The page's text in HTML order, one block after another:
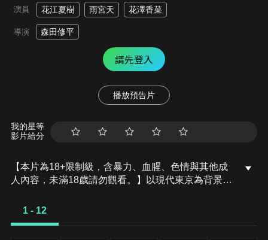
演員 花江夏樹 雨宮天 花澤香菜
導演 森田修平
請先登入
播放預告片
我的星等
影片給分
【本片為18+限制級，含暴力、血腥、色情與其他成
人內容，未滿18歲請勿觀看。】以現代東京為背景，
物的作品分類上被歸類為『黑暗奇幻』(Dark
1 - 12